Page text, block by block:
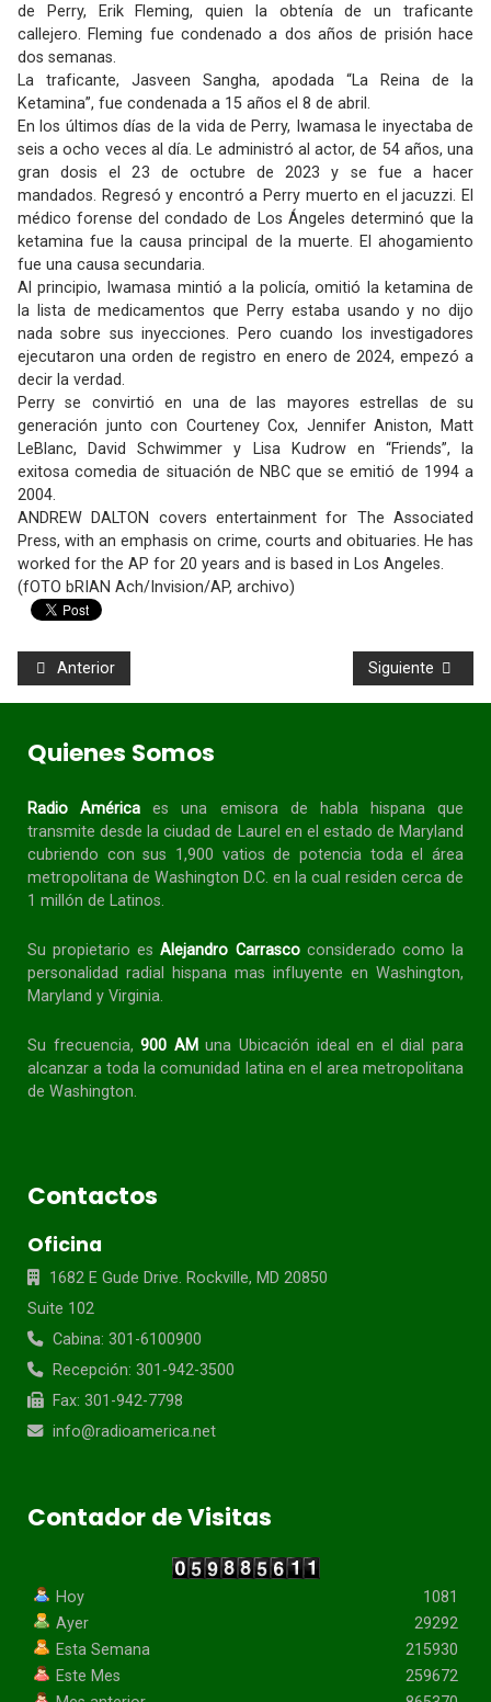
de Perry, Erik Fleming, quien la obtenía de un traficante
callejero. Fleming fue condenado a dos años de prisión hace
dos semanas.
La traficante, Jasveen Sangha, apodada “La Reina de la
Ketamina”, fue condenada a 15 años el 8 de abril.
En los últimos días de la vida de Perry, Iwamasa le inyectaba de
seis a ocho veces al día. Le administró al actor, de 54 años, una
gran dosis el 23 de octubre de 2023 y se fue a hacer
mandados. Regresó y encontró a Perry muerto en el jacuzzi. El
médico forense del condado de Los Ángeles determinó que la
ketamina fue la causa principal de la muerte. El ahogamiento
fue una causa secundaria.
Al principio, Iwamasa mintió a la policía, omitió la ketamina de
la lista de medicamentos que Perry estaba usando y no dijo
nada sobre sus inyecciones. Pero cuando los investigadores
ejecutaron una orden de registro en enero de 2024, empezó a
decir la verdad.
Perry se convirtió en una de las mayores estrellas de su
generación junto con Courteney Cox, Jennifer Aniston, Matt
LeBlanc, David Schwimmer y Lisa Kudrow en “Friends”, la
exitosa comedia de situación de NBC que se emitió de 1994 a
2004.
ANDREW DALTON covers entertainment for The Associated
Press, with an emphasis on crime, courts and obituaries. He has
worked for the AP for 20 years and is based in Los Angeles.
(fOTO bRIAN Ach/Invision/AP, archivo)
Anterior Siguiente
Quienes Somos
Radio América es una emisora de habla hispanaque
transmite desde la ciudad de Laurel en el estado de Maryland
cubriendo con sus 1,900 vatios de potencia toda el área
metropolitana de Washington D.C. en la cual residen cerca de
1 millón de Latinos.
Su propietario esAlejandro Carrascoconsiderado como la
personalidad radial
hispana mas influyente en Washington,
Maryland y Virginia.
Su frecuencia, 900 AM una Ubicación ideal en el dial para
alcanzar a toda lacomunidad latina en el area metropolitana
de Washington.
Contactos
Oficina
1682 E Gude Drive. Rockville, MD 20850
Suite 102
Cabina: 301-6100900
Recepción: 301-942-3500
Fax: 301-942-7798
info@radioamerica.net
Contador de Visitas
Hoy
Ayer
Esta Semana
Este Mes
1081
29292
215930
259672